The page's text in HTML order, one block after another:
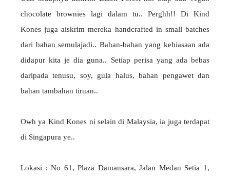
chocolate brownies lagi dalam tu.. Perghh!! Di Kind
Kones juga aiskrim mereka handcrafted in small batches
dari bahan semulajadi.. Bahan-bahan yang kebiasaan ada
didapur kita je dia guna.. Setiap perisa yang ada bebas
daripada tenusu, soy, gula halus, bahan pengawet dan
bahan tambahan tiruan..
Owh ya Kind Kones ni selain di Malaysia, ia juga terdapat
di Singapura ye..
Lokasi : No 61, Plaza Damansara, Jalan Medan Setia 1,